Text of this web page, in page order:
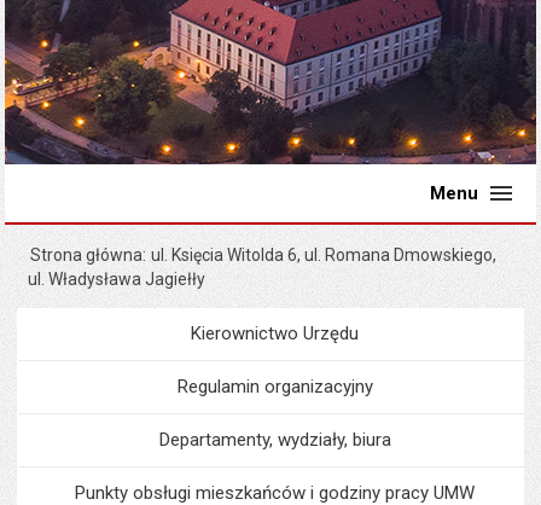
Menu
Strona główna ul. Księcia Witolda 6, ul. Romana Dmowskiego,
ul. Władysława Jagiełły
MenuUrząd Miejski
Kierownictwo Urzędu
Regulamin organizacyjny
Departamenty, wydziały, biura
Punkty obsługi mieszkańców i godziny pracy UMW